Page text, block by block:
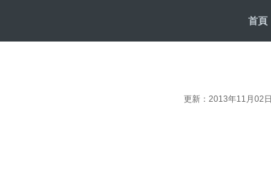
首頁
更新：2013年11月02日